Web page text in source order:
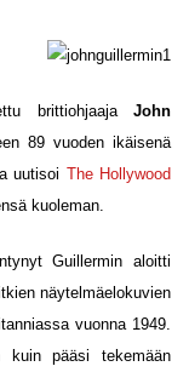
brittiohjaaja John
89 vuoden ikäisenä
uutisoi The Hollywood
kuoleman.
Guillermin aloitti
näytelmäelokuvien
vuonna 1949.
kuin pääsi tekemään